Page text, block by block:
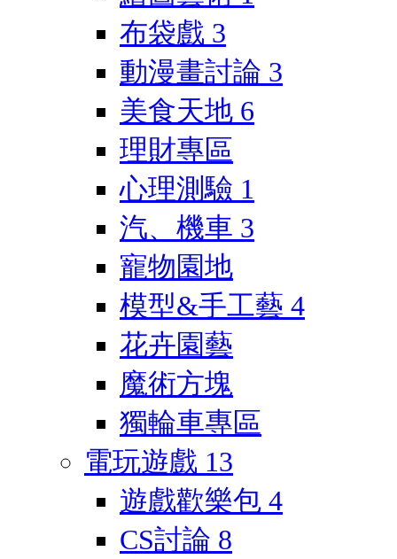
布袋戲 3
動漫畫討論 3
美食天地 6
理財專區
心理測驗 1
汽、機車 3
寵物園地
模型&手工藝 4
花卉園藝
魔術方塊
獨輪車專區
電玩遊戲 13
遊戲歡樂包 4
CS討論 8